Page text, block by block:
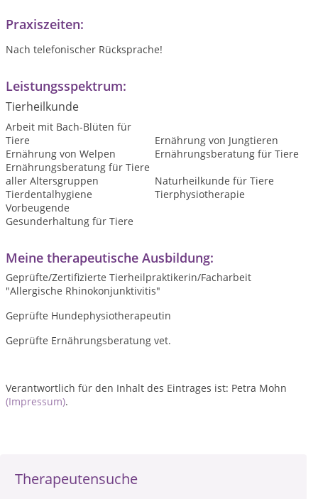
Therapeutensuche
Praxiszeiten:
Nach telefonischer Rücksprache!
Leistungsspektrum:
Tierheilkunde
Arbeit mit Bach-Blüten für
Tiere
Ernährung von Jungtieren
Ernährung von Welpen
Ernährungsberatung für Tiere
Ernährungsberatung für Tiere
aller Altersgruppen
Naturheilkunde für Tiere
Tierdentalhygiene
Tierphysiotherapie
Vorbeugende
Gesunderhaltung für Tiere
Meine therapeutische Ausbildung:
Geprüfte/Zertifizierte Tierheilpraktikerin/Facharbeit
"Allergische Rhinokonjunktivitis"
Geprüfte Hundephysiotherapeutin
Geprüfte Ernährungsberatung vet.
Verantwortlich für den Inhalt des Eintrages ist: Petra Mohn
(Impressum).